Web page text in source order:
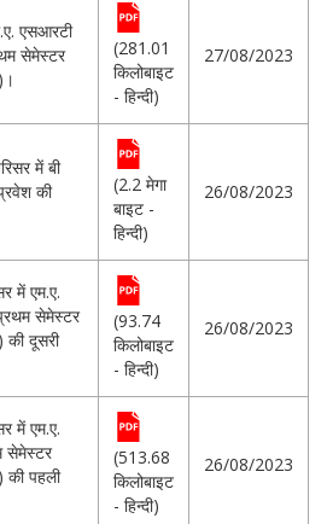
एसआरटी
सेमेस्टर
(281.01
किलोबाइट
- हिन्दी)
27/08/2023
में बी
की
(2.2 मेगा
बाइट -
हिन्दी)
26/08/2023
में एम.ए.
प्रथम सेमेस्टर
दूसरी
(93.74
किलोबाइट
- हिन्दी)
26/08/2023
में एम.ए.
सेमेस्टर
पहली
(513.68
किलोबाइट
- हिन्दी)
26/08/2023